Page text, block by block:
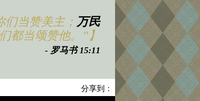
们当赞美主； 万民
都当颂赞他。”】
- 罗马书 15:11
分享到：